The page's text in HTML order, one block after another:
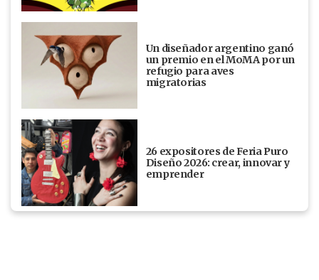
Un diseñador argentino ganó
un premio en el MoMA por un
refugio para aves
migratorias
26 expositores de Feria Puro
Diseño 2026: crear, innovar y
emprender